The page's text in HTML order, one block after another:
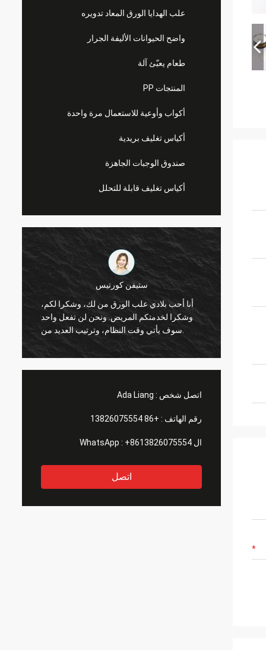
علب الهدايا الورق المعاد تدويره
واضح الحيوانات الأليفة الجرار
طعام يعبّئ آلة
المنتجات PP
أكواب وأوعية للاستعمال مرة واحدة
أكياس تغليف بريدية
صندوق الوجبات الجاهزة
أكياس تغليف قابلة للتحلل
أنا أحب بلادي
وشكرا لخدمتكم
سوف يأتي وقت النظام، وترتيب العديد من.
ليندا باري
رقائق يمكن جيد، ورقائق بلدي تبيع بشكل جيد
اتصل شخص : Ada Liang
رقم الهاتف : +86 13826075554
ال WhatsApp : +8613826075554
اتصل